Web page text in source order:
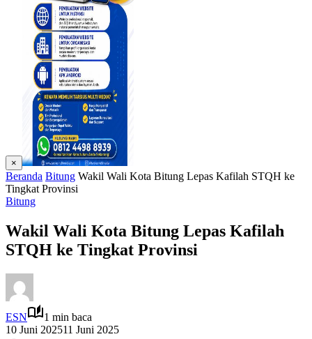
×
Beranda Bitung Wakil Wali Kota Bitung Lepas Kafilah STQH ke
Tingkat Provinsi
Bitung
Wakil Wali Kota Bitung Lepas Kafilah
STQH ke Tingkat Provinsi
ESN
1 min baca
10 Juni 202511 Juni 2025